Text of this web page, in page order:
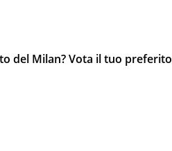
del Milan? Vota il tuo preferito